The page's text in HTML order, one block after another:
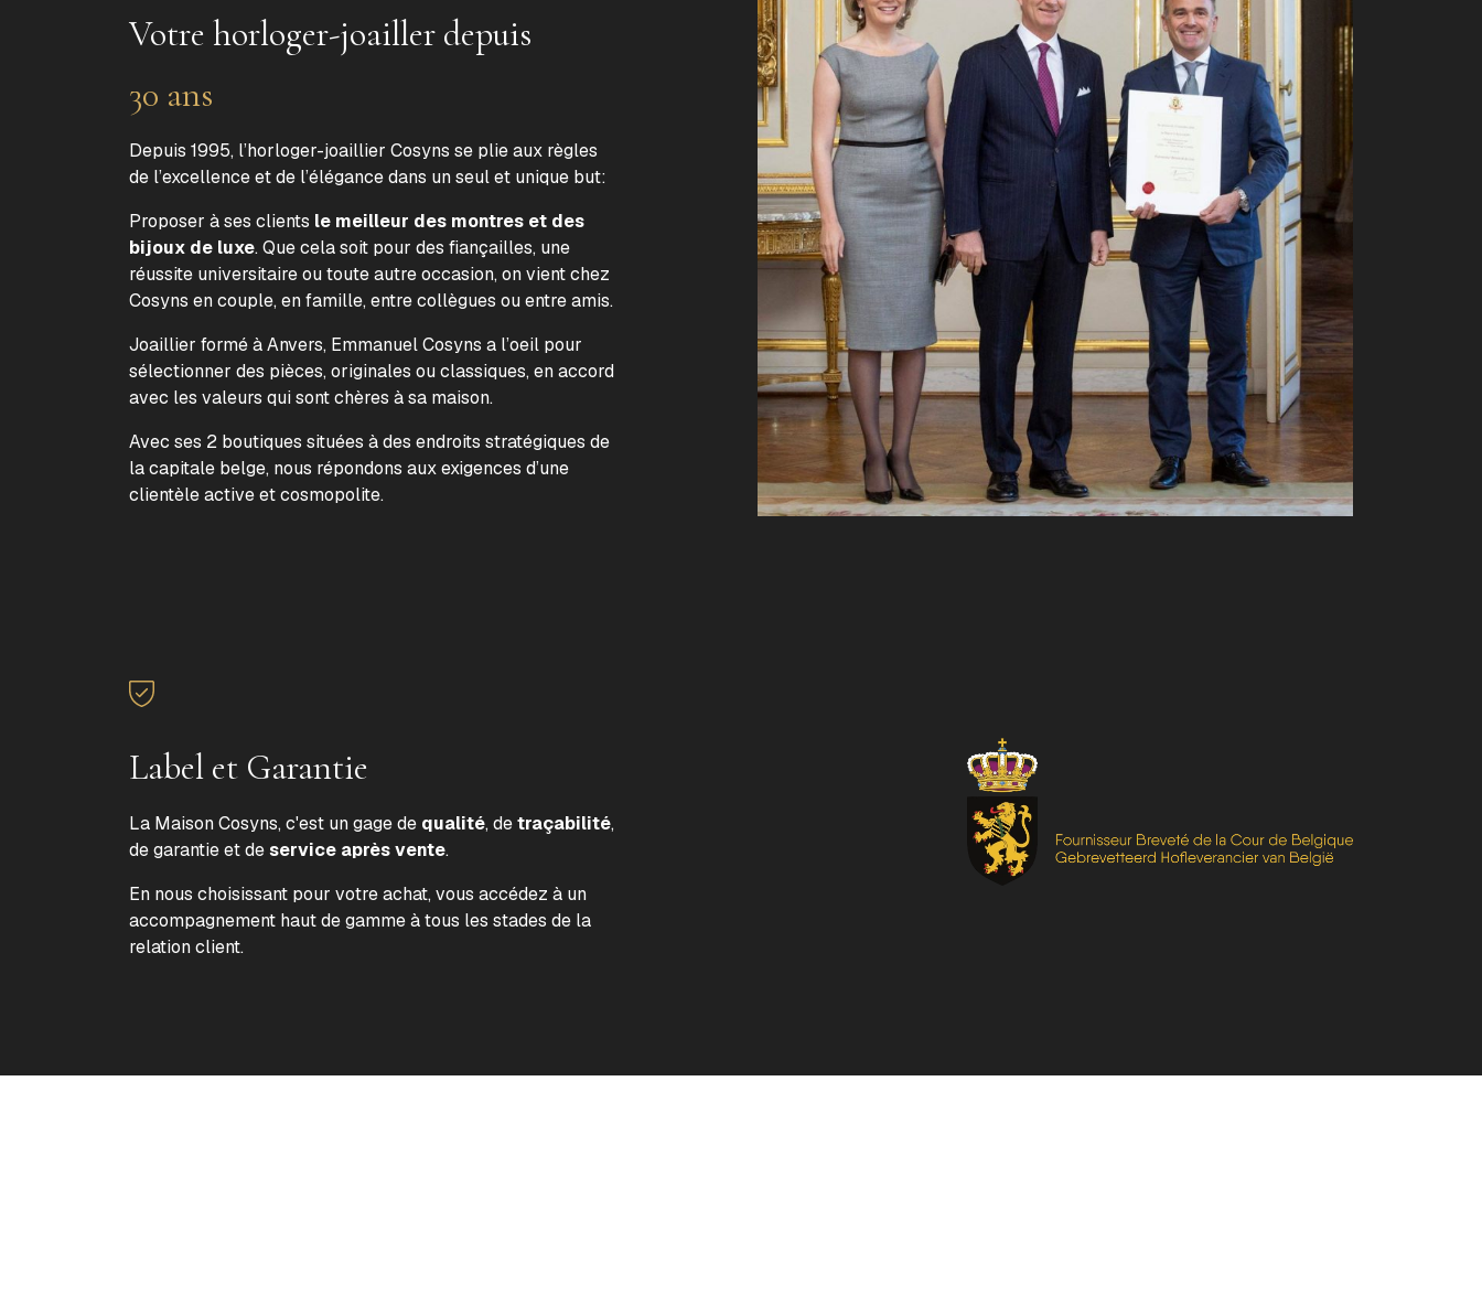
Votre horloger-joailler depuis
30 ans
Depuis 1995, l’horloger-joaillier Cosyns se plie aux règles
de l’excellence et de l’élégance dans un seul et unique but:
Proposer à ses clients le meilleur des montres et des
bijoux de luxe. Que cela soit pour des fiançailles, une
réussite universitaire ou toute autre occasion, on vient chez
Cosyns en couple, en famille, entre collègues ou entre amis.
Joaillier formé à Anvers, Emmanuel Cosyns a l’oeil pour
sélectionner des pièces, originales ou classiques, en accord
avec les valeurs qui sont chères à sa maison.
Avec ses 2 boutiques situées à des endroits stratégiques de
la capitale belge, nous répondons aux exigences d’une
clientèle active et cosmopolite.
Label et Garantie
La Maison Cosyns, c'est un gage de qualité, detraçabilité,
de garantie et deservice après vente.
En nous choisissant pour votre achat, vous accédez à un
accompagnement haut de gamme à tous les stades de la
relation client.